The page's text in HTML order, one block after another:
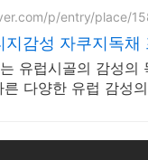
p/entry/place/
지감성 자쿠지독
유럽시골의 감성
다양한 유럽 감성